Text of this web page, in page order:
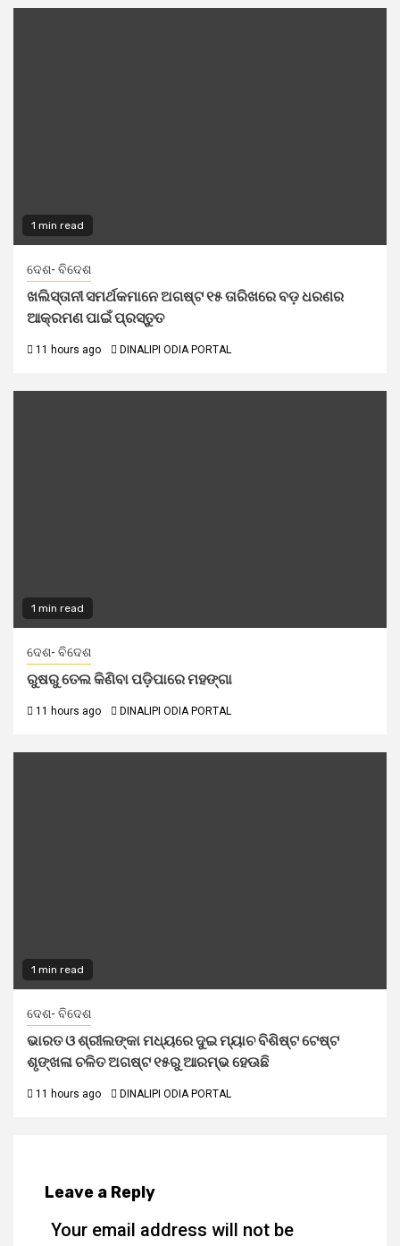
1 min read
ଦେଶ- ବିଦେଶ
ଖଲିସ୍ତାନୀ ସମର୍ଥକମାନେ ଅଗଷ୍ଟ ୧୫ ତାରିଖରେ ବଡ଼ ଧରଣର
ଆକ୍ରମଣ ପାଇଁ ପ୍ରସ୍ତୁତ
11 hours ago DINALIPI ODIA PORTAL
1 min read
ଦେଶ- ବିଦେଶ
ରୁଷରୁ ତେଲ କିଣିବା ପଡ଼ିପାରେ ମହଙ୍ଗା
11 hours ago DINALIPI ODIA PORTAL
1 min read
ଦେଶ- ବିଦେଶ
ଭାରତ ଓ ଶ୍ରୀଲଙ୍କା ମଧ୍ୟରେ ଦୁଇ ମ୍ୟାଚ ବିଶିଷ୍ଟ ଟେଷ୍ଟ
ଶୃଙ୍ଖଳା ଚଳିତ ଅଗଷ୍ଟ ୧୫ରୁ ଆରମ୍ଭ ହେଊଛି
11 hours ago DINALIPI ODIA PORTAL
Leave a Reply
Your email address will not be